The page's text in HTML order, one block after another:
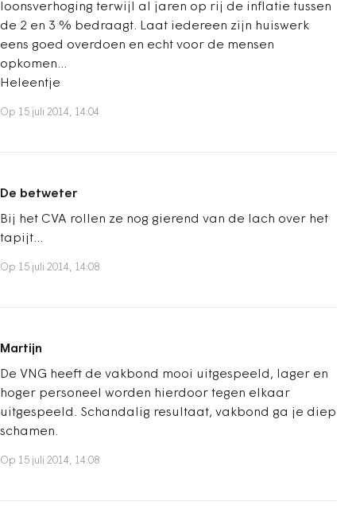
loonsverhoging terwijl al jaren op rij de inflatie tussen
de 2 en 3 % bedraagt. Laat iedereen zijn huiswerk
eens goed overdoen en echt voor de mensen
opkomen...
Heleentje
Op 15 juli 2014, 14:04
De betweter
Bij het CVA rollen ze nog gierend van de lach over het
tapijt...
Op 15 juli 2014, 14:08
Martijn
De VNG heeft de vakbond mooi uitgespeeld, lager en
hoger personeel worden hierdoor tegen elkaar
uitgespeeld. Schandalig resultaat, vakbond ga je diep
schamen.
Op 15 juli 2014, 14:08